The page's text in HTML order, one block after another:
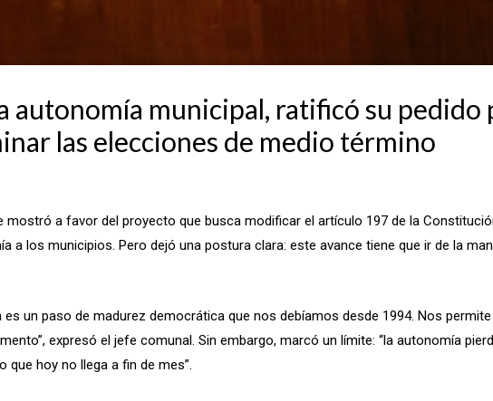
autonomía municipal, ratificó su pedido
las elecciones de medio término
mostró a favor del proyecto que busca modificar el artículo 197 de la
a los municipios. Pero dejó una postura clara: este avance tiene que ir de la
un paso de madurez democrática que nos debíamos desde 1994. Nos permite
expresó el jefe comunal. Sin embargo, marcó un límite: “la autonomía
que hoy no llega a fin de mes”.